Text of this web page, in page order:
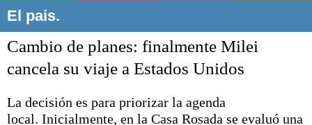
El mundo
Seguridad
Deportes
Escenario Olímpico
Liga del Sur
El pais.
Cambio de planes: finalmente Milei
cancela su viaje a Estados Unidos
La decisión es para priorizar la agenda
local. Inicialmente, en la Casa Rosada se evaluó una